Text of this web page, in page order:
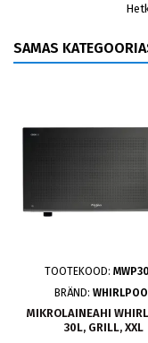
SAMAS
TOOTEKOOD:
BRÄND:
MIKROLAINEAHI
30L, GRILL, XXL